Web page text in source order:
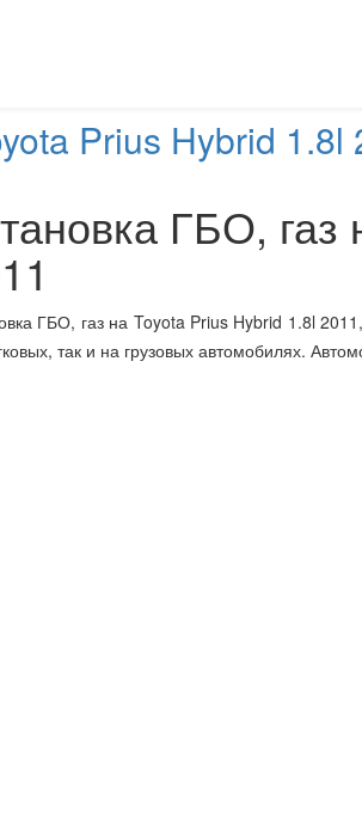
Prius Hybrid 1.8l
ГБО, газ
ГБО, газ на Toyota Prius Hybrid 1.8l
так и на грузовых автомобилях.